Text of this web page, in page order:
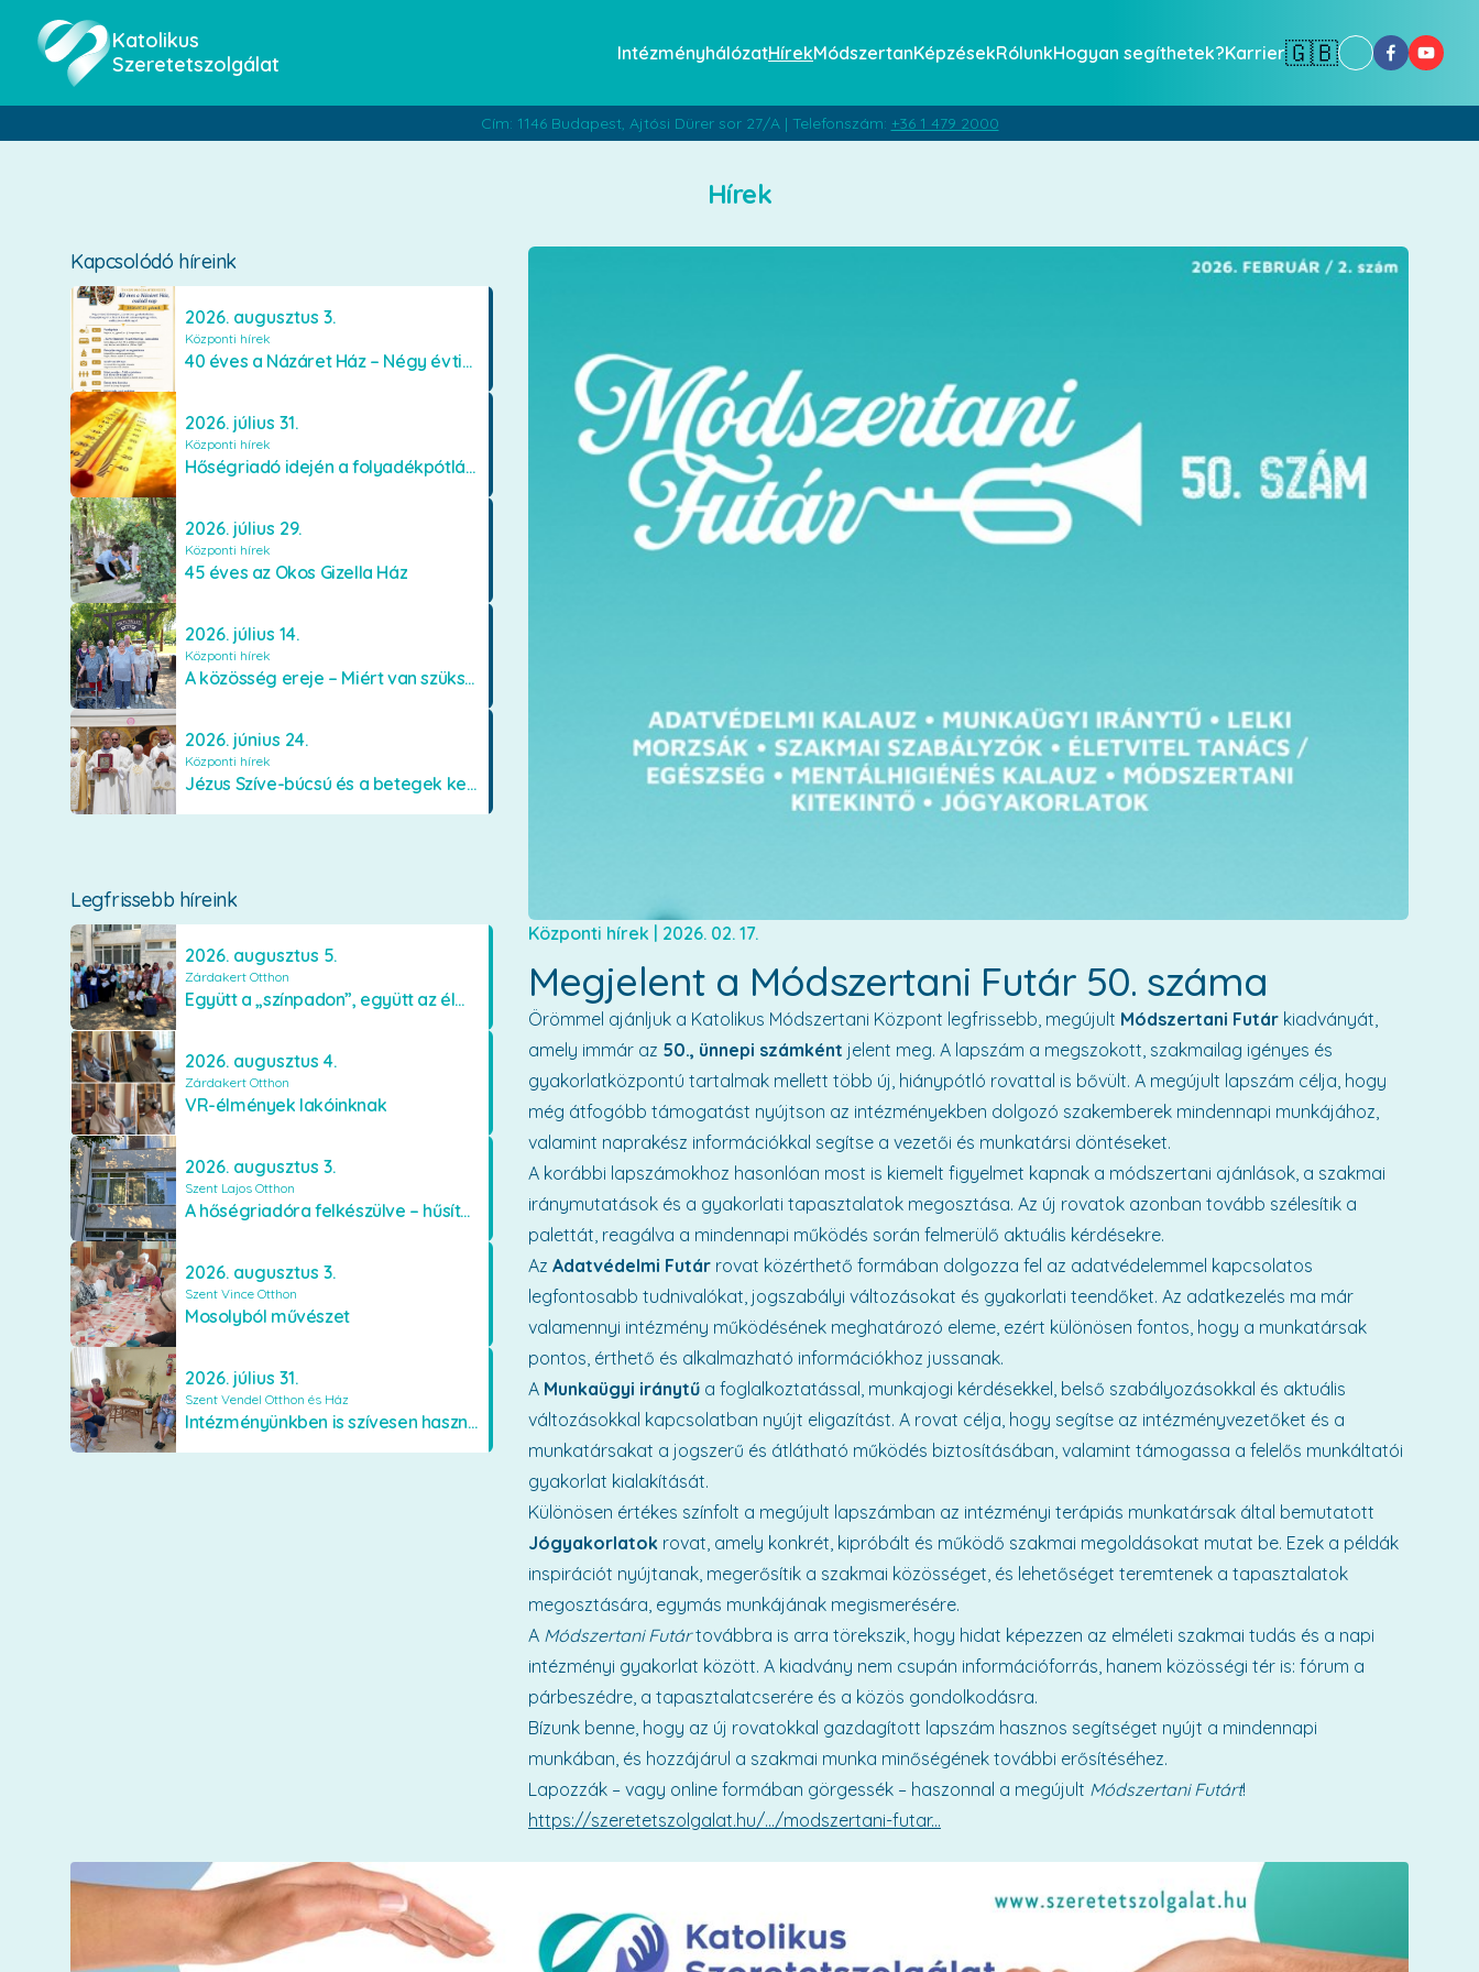
Katolikus
Szeretetszolgálat
IntézményhálózatHírekMódszertanKépzésekRólunkHogyan segíthetek?Karrier🇬🇧
Cím: 1146 Budapest, Ajtósi Dürer sor 27/A | Telefonszám: +36 1 479 2000
Hírek
Kapcsolódó híreink
2026. augusztus 3.
Központi hírek
40 éves a Názáret Ház – Négy évtized szeretetben és gondoskodásban
2026. július 31.
Központi hírek
Hőségriadó idején a folyadékpótlás életet menthet
2026. július 29.
Központi hírek
45 éves az Okos Gizella Ház
2026. július 14.
Központi hírek
A közösség ereje – Miért van szükségünk egymásra?
2026. június 24.
Központi hírek
Jézus Szíve-búcsú és a betegek kenetének közösségi kiszolgáltatása Mátraverebély-Szentkúton
Legfrissebb híreink
2026. augusztus 5.
Zárdakert Otthon
Együtt a „színpadon”, együtt az élményekért 🎭✨
2026. augusztus 4.
Zárdakert Otthon
VR-élmények lakóinknak
2026. augusztus 3.
Szent Lajos Otthon
A hőségriadóra felkészülve – hűsítő fejlesztések a Szent Lajos Otthonban
2026. augusztus 3.
Szent Vince Otthon
Mosolyból művészet
2026. július 31.
Szent Vendel Otthon és Ház
Intézményünkben is szívesen használják a VR szemüveget
Központi hírek 2026. 02. 17.
Megjelent a Módszertani Futár 50. száma
Örömmel ajánljuk a Katolikus Módszertani Központ legfrissebb, megújult Módszertani Futár kiadványát,
amely immár az 50., ünnepi számként jelent meg. A lapszám a megszokott, szakmailag igényes és
gyakorlatközpontú tartalmak mellett több új, hiánypótló rovattal is bővült. A megújult lapszám célja, hogy
még átfogóbb támogatást nyújtson az intézményekben dolgozó szakemberek mindennapi munkájához,
valamint naprakész információkkal segítse a vezetői és munkatársi döntéseket.
A korábbi lapszámokhoz hasonlóan most is kiemelt figyelmet kapnak a módszertani ajánlások, a szakmai
iránymutatások és a gyakorlati tapasztalatok megosztása. Az új rovatok azonban tovább szélesítik a
palettát, reagálva a mindennapi működés során felmerülő aktuális kérdésekre.
Az Adatvédelmi Futár rovat közérthető formában dolgozza fel az adatvédelemmel kapcsolatos
legfontosabb tudnivalókat, jogszabályi változásokat és gyakorlati teendőket. Az adatkezelés ma már
valamennyi intézmény működésének meghatározó eleme, ezért különösen fontos, hogy a munkatársak
pontos, érthető és alkalmazható információkhoz jussanak.
A Munkaügyi iránytű a foglalkoztatással, munkajogi kérdésekkel, belső szabályozásokkal és aktuális
változásokkal kapcsolatban nyújt eligazítást. A rovat célja, hogy segítse az intézményvezetőket és a
munkatársakat a jogszerű és átlátható működés biztosításában, valamint támogassa a felelős munkáltatói
gyakorlat kialakítását.
Különösen értékes színfolt a megújult lapszámban az intézményi terápiás munkatársak által bemutatott
Jógyakorlatok rovat, amely konkrét, kipróbált és működő szakmai megoldásokat mutat be. Ezek a példák
inspirációt nyújtanak, megerősítik a szakmai közösséget, és lehetőséget teremtenek a tapasztalatok
megosztására, egymás munkájának megismerésére.
A Módszertani Futártovábbra is arra törekszik, hogy hidat képezzen az elméleti szakmai tudás és a napi
intézményi gyakorlat között. A kiadvány nem csupán információforrás, hanem közösségi tér is: fórum a
párbeszédre, a tapasztalatcserére és a közös gondolkodásra.
Bízunk benne, hogy az új rovatokkal gazdagított lapszám hasznos segítséget nyújt a mindennapi
munkában, és hozzájárul a szakmai munka minőségének további erősítéséhez.
Lapozzák – vagy online formában görgessék – haszonnal a megújult Módszertani Futárt!
https://szeretetszolgalat.hu/.../modszertani-futar...